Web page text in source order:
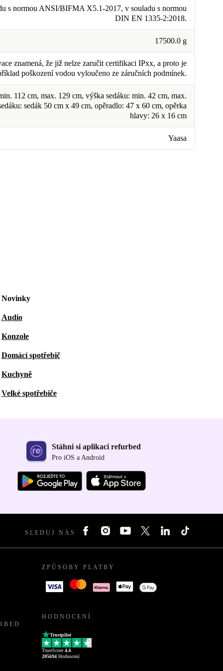
s normou ANSI/BIFMA X5.1-2017, v souladu s normou
DIN EN 1335-2:2018.
17500.0 g
znamená, že již nelze zaručit certifikaci IPxx, a proto je
poškození vodou vyloučeno ze záručních podmínek.
112 cm, max. 129 cm, výška sedáku: min. 42 cm, max.
sedák 50 cm x 49 cm, opěradlo: 47 x 60 cm, opěrka
hlavy: 26 x 16 cm
Yaasa
Novinky
Audio
Konzole
Domácí spotřebič
Kuchyně
Velké spotřebiče
Stáhni si aplikaci refurbed
Pro iOS a Android
SLEDUJ NÁS
ZPŮSOBY PLATBY
HODNOCENÍ
Trustpilot
TrustScore 4.6
205694 Hodnocení